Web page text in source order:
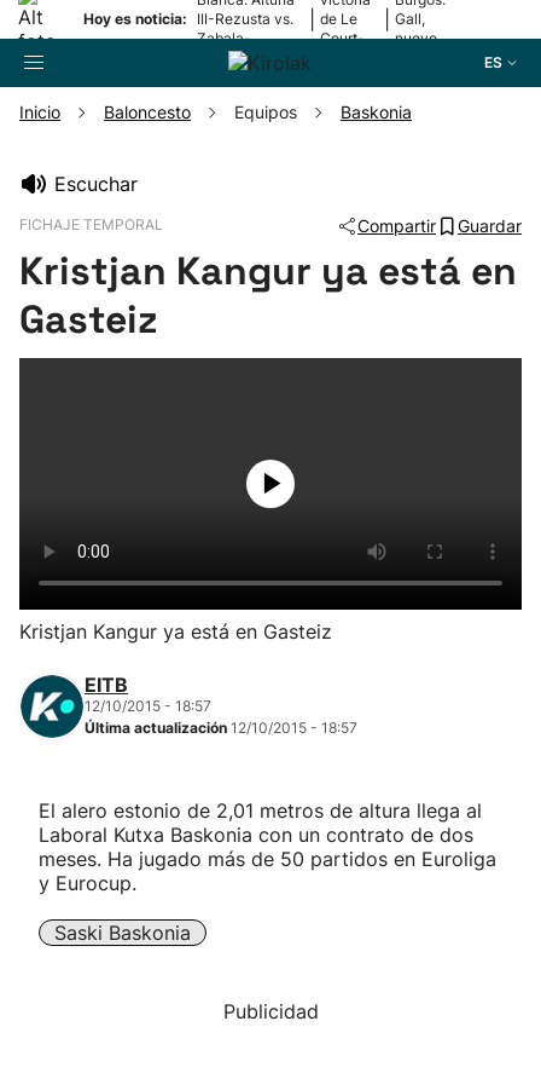
Hoy es noticia:
III-Rezusta vs.
Zabala-
Zabaleta
de Le
Court-
Gall,
nuevo
ES
Pelota
Herri-kirolak
Balonmano
Kirolak 360
Carreras de montaña
Inicio Baloncesto Equipos Baskonia
Escuchar
FICHAJE TEMPORAL Compartir Guardar
Kristjan Kangur ya está en
Gasteiz
Kristjan Kangur ya está en Gasteiz
EITB
12/10/2015 - 18:57
Última actualización 12/10/2015 - 18:57
El alero estonio de 2,01 metros de altura llega al
Laboral Kutxa Baskonia con un contrato de dos
meses. Ha jugado más de 50 partidos en Euroliga
y Eurocup.
Saski Baskonia
Publicidad